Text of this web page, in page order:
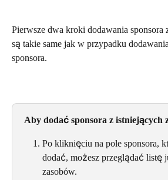
Pierwsze dwa kroki dodawania sponsora
są takie same jak w przypadku
sponsora.
Aby dodać sponsora z istniejących
Po kliknięciu na pole sponsora,
dodać, możesz przeglądać listę
zasobów.